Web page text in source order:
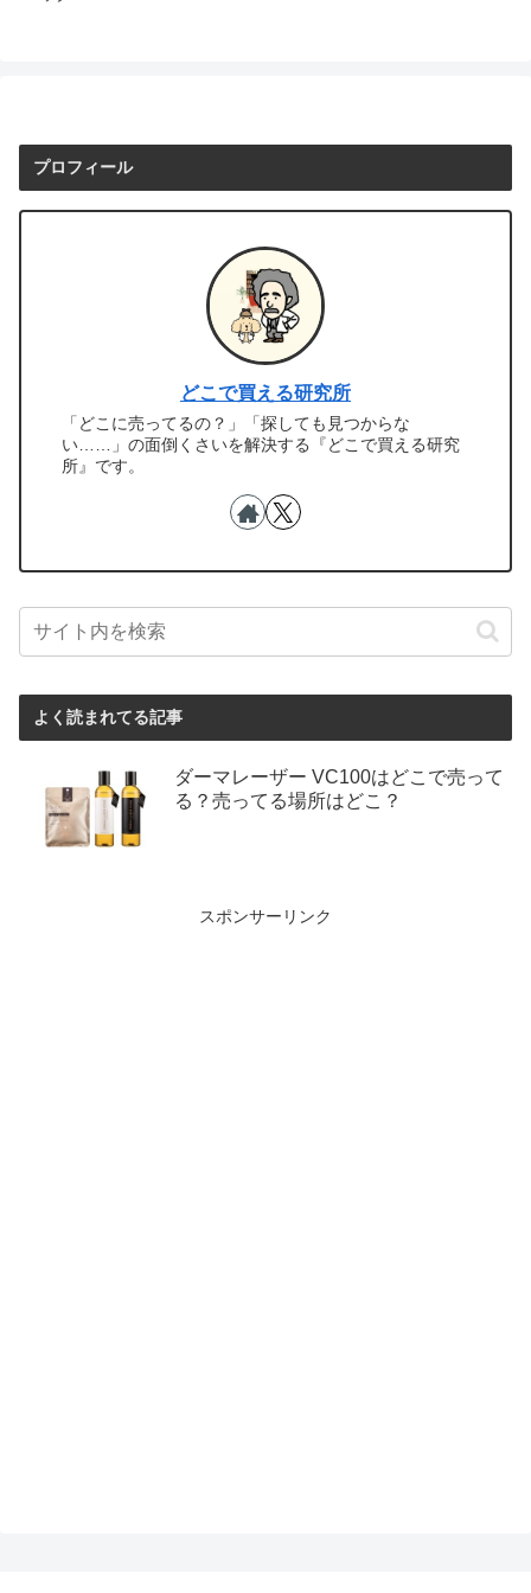
プロフィール
どこで買える研究所
「どこに売ってるの？」「探しても見つからな
い……」の面倒くさいを解決する『どこで買える研究
所』です。
よく読まれてる記事
ダーマレーザー VC100はどこで売って
る？売ってる場所はどこ？
スポンサーリンク